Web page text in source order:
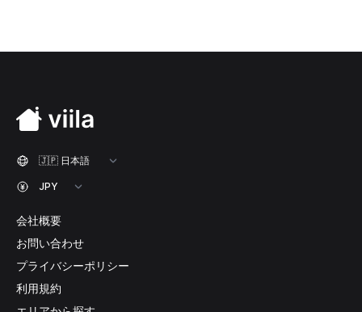
会社概要
お問い合わせ
プライバシーポリシー
利用規約